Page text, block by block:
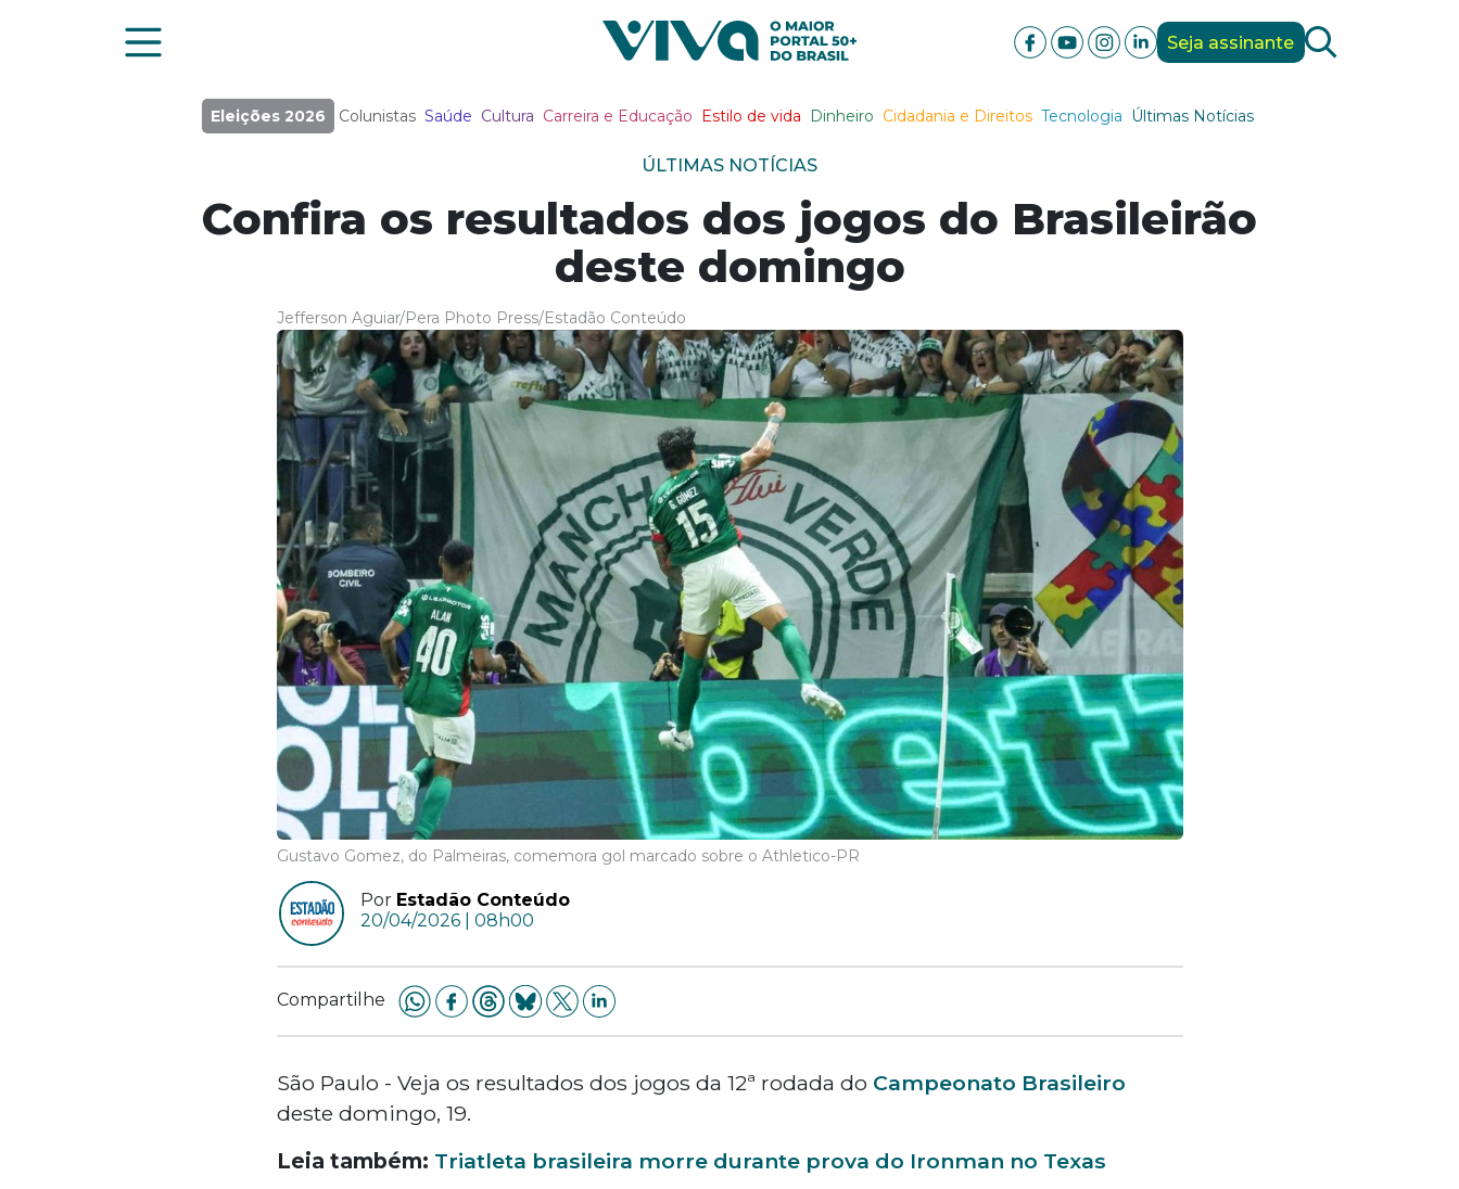
Seja assinante
Eleições 2026 Colunistas Saúde Cultura Carreira e Educação Estilo de vida Dinheiro Cidadania e Direitos Tecnologia Últimas Notícias
ÚLTIMAS NOTÍCIAS
Confira os resultados dos jogos do Brasileirão
deste domingo
Jefferson Aguiar/Pera Photo Press/Estadão Conteúdo
Gustavo Gomez, do Palmeiras, comemora gol marcado sobre o Athletico-PR
Por Estadão Conteúdo
20/04/2026 | 08h00
Compartilhe
São Paulo - Veja os resultados dos jogos da 12ª rodada do Campeonato Brasileiro
deste domingo, 19.
Leia também: Triatleta brasileira morre durante prova do Ironman no Texas